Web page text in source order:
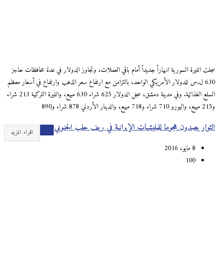
سجلت الليرة السورية انهياراً جديداً أمام باقي العملات، وتجاوز الدولار في عدة محافظات حاجز
630 ل.س للدولار الأمريكي الواحد، بالتزامن مع ارتفاع سعر الذهب وارتفاع في أسعار معظم
السلع الغذائية. وفي مدينة دمشق، سجل الدولار 625 شراء 630 مبيع، والليرة التركية 213 شراء
اقراء المزيد الثوار يصدون هجوما للمليشيات الإيرانية في ريف حلب الجنوبي
100